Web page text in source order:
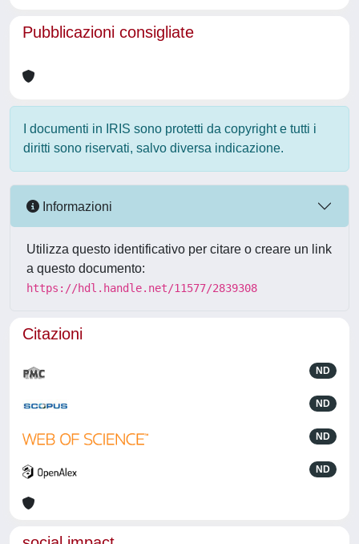
Pubblicazioni consigliate
I documenti in IRIS sono protetti da copyright e tutti i
diritti sono riservati, salvo diversa indicazione.
Informazioni
Utilizza questo identificativo per citare o creare un link
a questo documento:
https://hdl.handle.net/11577/2839308
Citazioni
ND
ND
ND
ND